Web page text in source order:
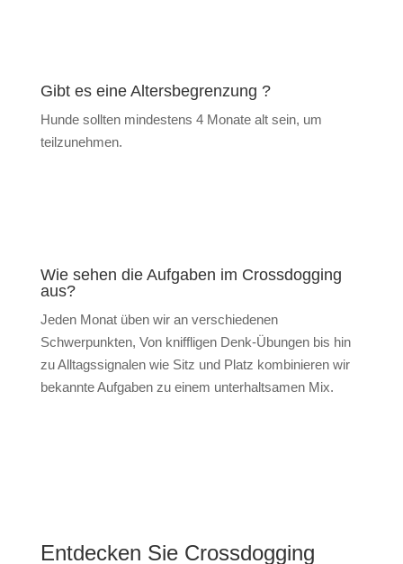
Gibt es eine Altersbegrenzung ?
Hunde sollten mindestens 4 Monate alt sein, um
teilzunehmen.
Wie sehen die Aufgaben im Crossdogging
aus?
Jeden Monat üben wir an verschiedenen
Schwerpunkten, Von kniffligen Denk-Übungen bis hin
zu Alltagssignalen wie Sitz und Platz kombinieren wir
bekannte Aufgaben zu einem unterhaltsamen Mix.
Entdecken Sie Crossdogging